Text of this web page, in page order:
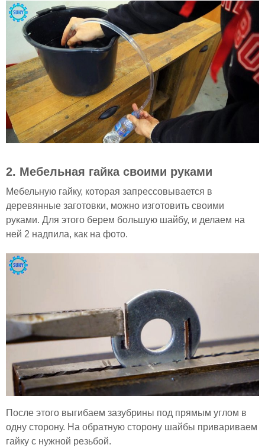
2. Мебельная гайка своими руками
Мебельную гайку, которая запрессовывается в
деревянные заготовки, можно изготовить своими
руками. Для этого берем большую шайбу, и делаем на
ней 2 надпила, как на фото.
После этого выгибаем зазубрины под прямым углом в
одну сторону. На обратную сторону шайбы привариваем
гайку с нужной резьбой.